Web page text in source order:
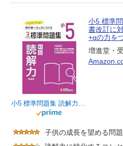
小5 標準問題集 読解力：2024年の教科書改訂に対応/小学生向け問題集/教科書+αの力をつける (受験研究社)
小5 標準
書改訂に
+αの力を
増進堂・
子供の成長を望める問